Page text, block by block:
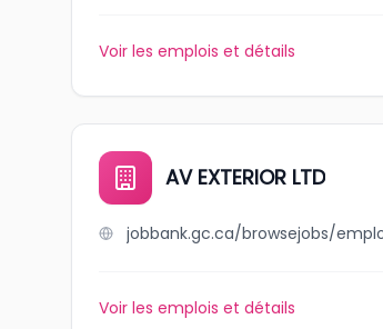
Voir les emplois et détails
AV EXTERIOR LTD
Voir les emplois et détails